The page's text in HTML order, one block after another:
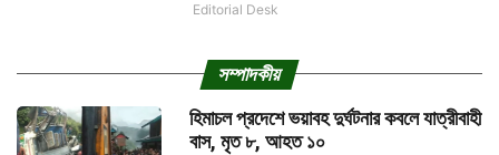
Editorial Desk
সম্পাদকীয়
হিমাচল প্রদেশে ভয়াবহ দুর্ঘটনার কবলে যাত্রীবাহী
বাস, মৃত ৮, আহত ১০